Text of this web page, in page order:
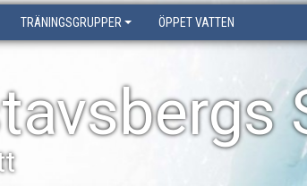
TRÄNINGSGRUPPER ÖPPET VATTEN